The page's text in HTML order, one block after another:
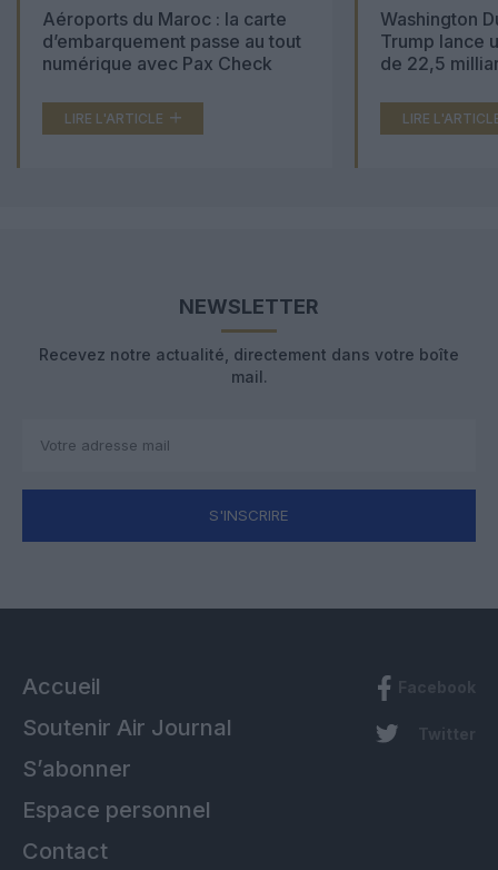
Aéroports du Maroc : la carte
d’embarquement passe au tout
numérique avec Pax Check
LIRE L'ARTICLE
Washington
Trump lance
de 22,5
LIRE
NEWSLETTER
Recevez notre actualité, directement dans votre boîte
mail.
S'INSCRIRE
Accueil
Soutenir Air Journal
S’abonner
Espace personnel
Contact